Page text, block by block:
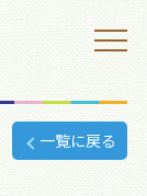
一覧に戻る